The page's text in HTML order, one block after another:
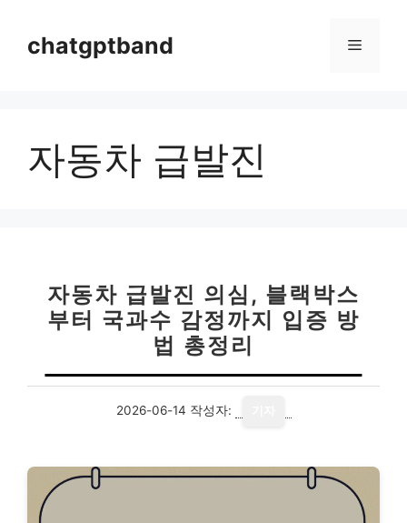
chatgptband 메
자동차 급발진
자동차 급발진 의심, 블랙박스
부터 국과수 감정까지 입증 방
법 총정리
2026-06-14 작성자: